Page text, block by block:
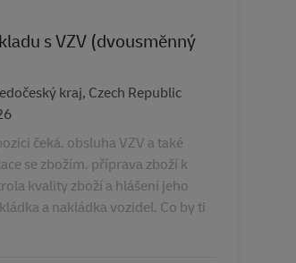
s VZV (dvousměnný
kraj, Czech Republic
čeká. obsluha VZV a také
se zbožím. příprava zboží k
kvality zboží a hlášení jeho
a nakládka vozidel. Co by ti